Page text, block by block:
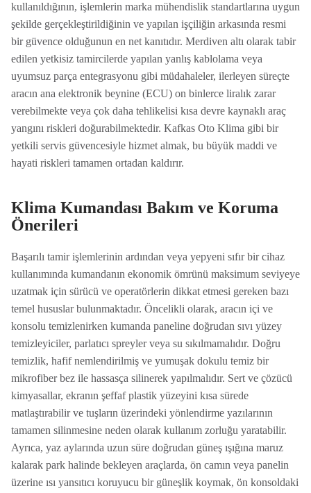
kullanıldığının, işlemlerin marka mühendislik standartlarına uygun
şekilde gerçekleştirildiğinin ve yapılan işçiliğin arkasında resmi
bir güvence olduğunun en net kanıtıdır. Merdiven altı olarak tabir
edilen yetkisiz tamircilerde yapılan yanlış kablolama veya
uyumsuz parça entegrasyonu gibi müdahaleler, ilerleyen süreçte
aracın ana elektronik beynine (ECU) on binlerce liralık zarar
verebilmekte veya çok daha tehlikelisi kısa devre kaynaklı araç
yangını riskleri doğurabilmektedir. Kafkas Oto Klima gibi bir
yetkili servis güvencesiyle hizmet almak, bu büyük maddi ve
hayati riskleri tamamen ortadan kaldırır.
Klima Kumandası Bakım ve Koruma
Önerileri
Başarılı tamir işlemlerinin ardından veya yepyeni sıfır bir cihaz
kullanımında kumandanın ekonomik ömrünü maksimum seviyeye
uzatmak için sürücü ve operatörlerin dikkat etmesi gereken bazı
temel hususlar bulunmaktadır. Öncelikli olarak, aracın içi ve
konsolu temizlenirken kumanda paneline doğrudan sıvı yüzey
temizleyiciler, parlatıcı spreyler veya su sıkılmamalıdır. Doğru
temizlik, hafif nemlendirilmiş ve yumuşak dokulu temiz bir
mikrofiber bez ile hassasça silinerek yapılmalıdır. Sert ve çözücü
kimyasallar, ekranın şeffaf plastik yüzeyini kısa sürede
matlaştırabilir ve tuşların üzerindeki yönlendirme yazılarının
tamamen silinmesine neden olarak kullanım zorluğu yaratabilir.
Ayrıca, yaz aylarında uzun süre doğrudan güneş ışığına maruz
kalarak park halinde bekleyen araçlarda, ön camın veya panelin
üzerine ısı yansıtıcı koruyucu bir güneşlik koymak, ön konsoldaki